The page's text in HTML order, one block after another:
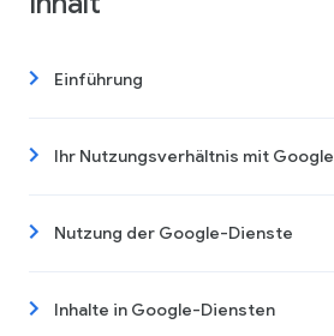
Einführung
Ihr Nutzungsverhältnis mit Google
Nutzung der Google-Dienste
Inhalte in Google-Diensten